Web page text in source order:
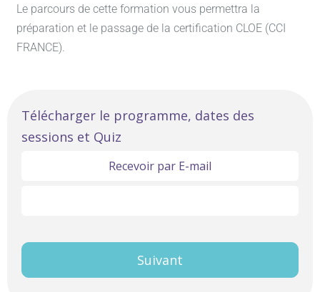
Le parcours de cette formation vous permettra la
préparation et le passage de la certification CLOE (CCI
FRANCE).
Linguistique
Anglais
Premier
Télécharger le programme, dates des
sessions et Quiz
Recevoir par E-mail
Suivant